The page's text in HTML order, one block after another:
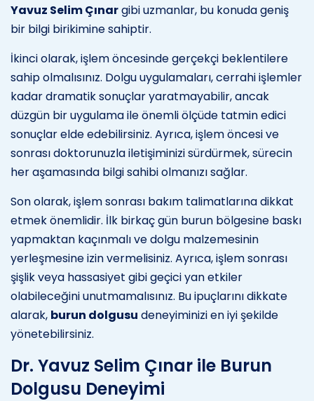
Yavuz Selim Çınargibi uzmanlar, bu konuda geniş
bir bilgi birikimine sahiptir.
İkinci olarak, işlem öncesinde gerçekçi beklentilere
sahip olmalısınız. Dolgu uygulamaları, cerrahi işlemler
kadar dramatik sonuçlar yaratmayabilir, ancak
düzgün bir uygulama ile önemli ölçüde tatmin edici
sonuçlar elde edebilirsiniz. Ayrıca, işlem öncesi ve
sonrası doktorunuzla iletişiminizi sürdürmek, sürecin
her aşamasında bilgi sahibi olmanızı sağlar.
Son olarak, işlem sonrası bakım talimatlarına dikkat
etmek önemlidir. İlk birkaç gün burun bölgesine baskı
yapmaktan kaçınmalı ve dolgu malzemesinin
yerleşmesine izin vermelisiniz. Ayrıca, işlem sonrası
şişlik veya hassasiyet gibi geçici yan etkiler
olabileceğini unutmamalısınız. Bu ipuçlarını dikkate
alarak, burun dolgusu deneyiminizi en iyi şekilde
yönetebilirsiniz.
Dr. Yavuz Selim Çınar ile Burun
Dolgusu Deneyimi